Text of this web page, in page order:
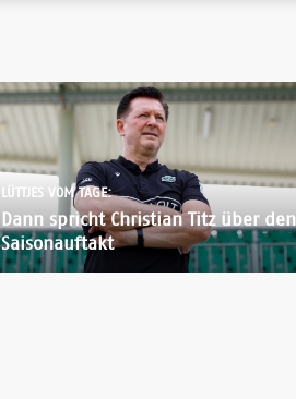
LÜTTJES VOM TAGE:
Dann spricht Christian Titz über den
Saisonauftakt